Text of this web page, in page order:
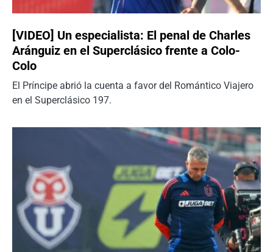
[VIDEO] Un especialista: El penal de Charles
Aránguiz en el Superclásico frente a Colo-
Colo
El Príncipe abrió la cuenta a favor del Romántico Viajero
en el Superclásico 197.